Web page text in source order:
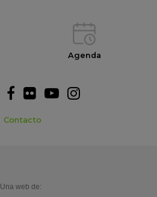
Agenda
Contacto
Una web de: